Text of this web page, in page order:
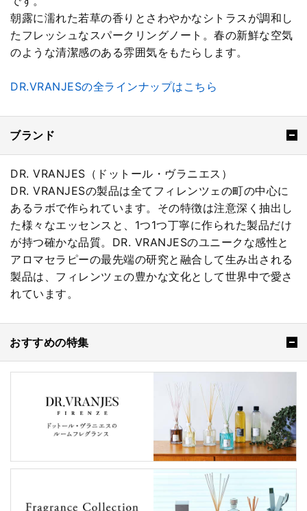
朝露に濡れた若草の香りとさわやかなシトラスが調和し
たフレッシュなスパークリングノート。春の新鮮な空気
のような清潔感のある雰囲気をもたらします。
DR.VRANJESの全ラインナップはこちら
ブランド
DR. VRANJES（ドットール・ヴラニエス）
DR. VRANJESの製品は全てフィレンツェの町の中心に
あるラボで作られています。その特徴は注意深く抽出し
た様々なエッセンスと、1つ1つ丁寧に作られた製品だけ
が持つ確かな品質。DR. VRANJESのユニークな感性と
アロマセラピーの最先端の研究と融合して生み出される
製品は、フィレンツェの豊かな文化として世界中で愛さ
れています。
おすすめの特集